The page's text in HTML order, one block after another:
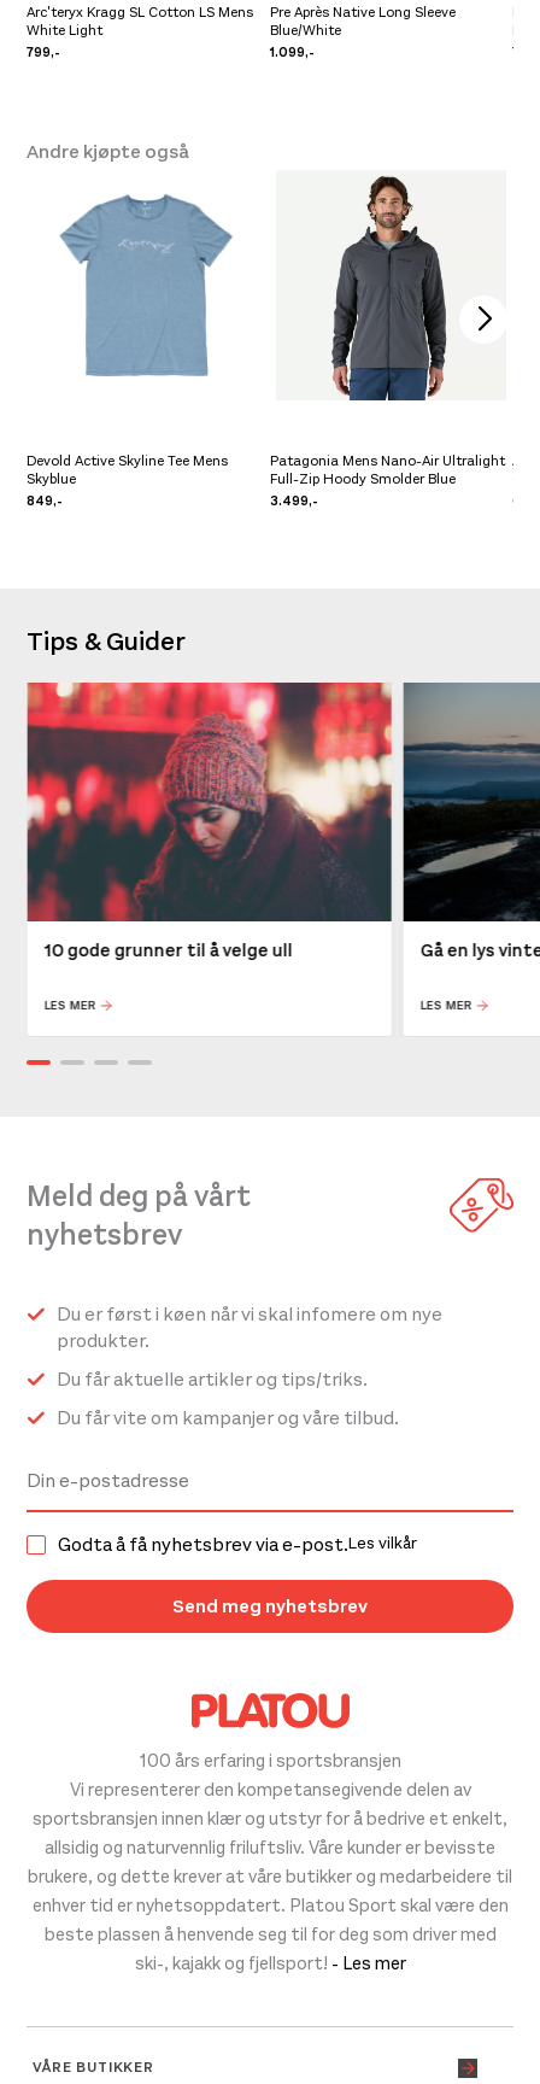
Arc'teryx Kragg SL Cotton LS Mens
White Light
799,-
Pre Après Native Long Sleeve
Blue/White
1.099,-
Andre kjøpte også
Devold Active Skyline Tee Mens
Skyblue
849,-
Patagonia Mens Nano-Air Ultralight
Full-Zip Hoody Smolder Blue
3.499,-
Tips & Guider
10 gode grunner til å velge ull
LES MER
Gå en lys
LES MER
100 års erfaring i sportsbransjen
Vi representerer den kompetansegivende delen av
sportsbransjen innen klær og utstyr for å bedrive et enkelt,
allsidig og naturvennlig friluftsliv. Våre kunder er bevisste
brukere, og dette krever at våre butikker og medarbeidere til
enhver tid er nyhetsoppdatert. Platou Sport skal være den
beste plassen å henvende seg til for deg som driver med
ski-, kajakk og fjellsport! - Les mer
VÅRE BUTIKKER
Meld deg på vårt
nyhetsbrev
Du er først i køen når vi skal infomere om nye
produkter.
Du får aktuelle artikler og tips/triks.
Du får vite om kampanjer og våre tilbud.
Godta å få nyhetsbrev via e-post.Les vilkår